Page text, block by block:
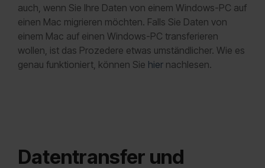
auch, wenn Sie Ihre Daten von einem Windows-PC auf
einen Mac migrieren möchten. Falls Sie Daten von
einem Mac auf einen Windows-PC transferieren
wollen, ist das Prozedere etwas umständlicher. Wie es
genau funktioniert, können Sie hier nachlesen.
Datentransfer und